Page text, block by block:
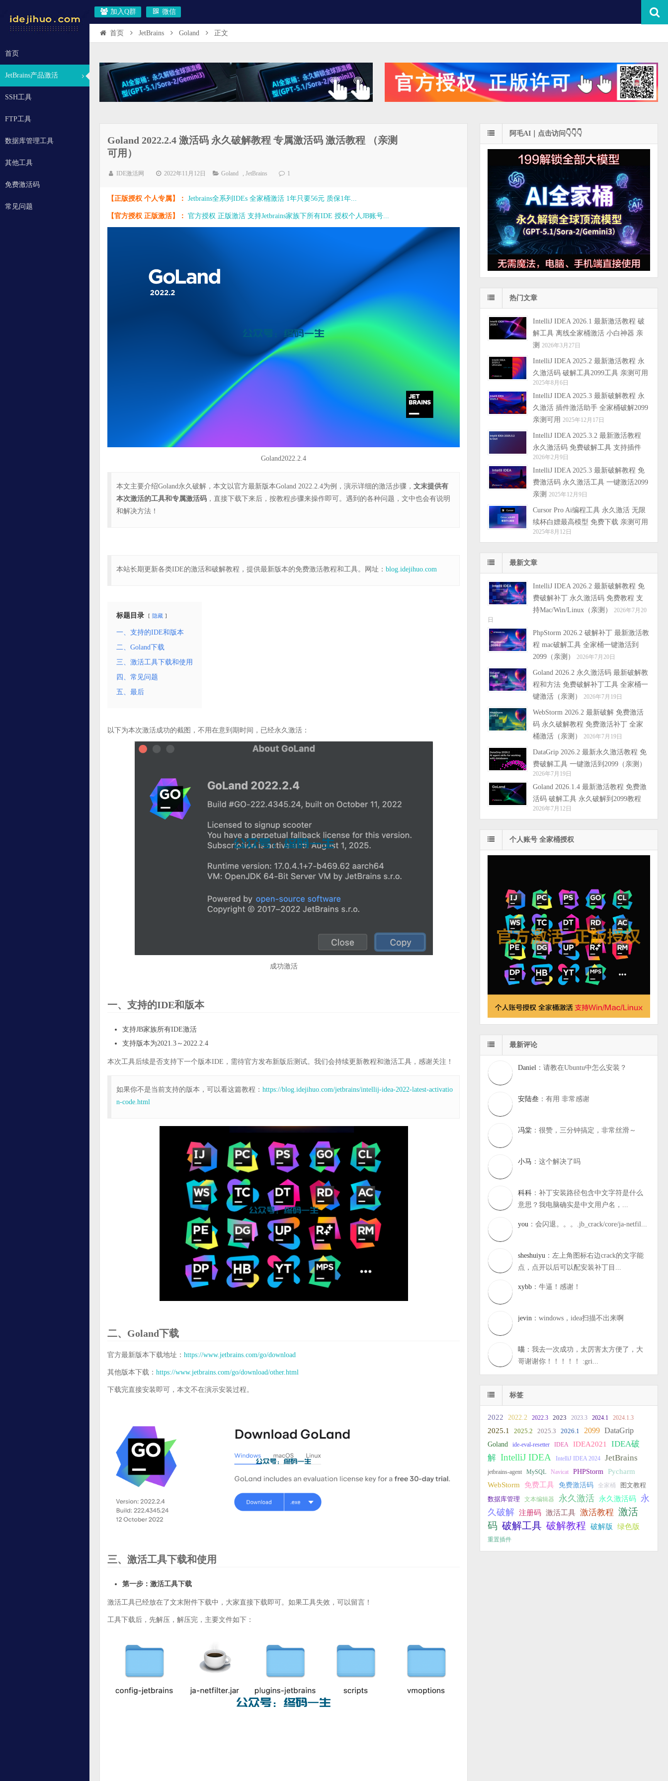
加入Q群 微信
首页
JetBrains产品激活
SSH工具
FTP工具
数据库管理工具
其他工具
免费激活码
常见问题
首页 JetBrains Goland 正文
Goland 2022.2.4 激活码 永久破解教程 专属激活码 激活教程 （亲测
可用）
IDE激活网 2022年11月12日 Goland ,JetBrains 1
【正版授权 个人专属】： Jetbrains全系列IDEs 全家桶激活 1年只要56元 质保1年...
【官方授权 正版激活】： 官方授权 正版激活 支持Jetbrains家族下所有IDE 授权个人JB账号...
Goland2022.2.4
本文主要介绍Goland永久破解，本文以官方最新版本Goland 2022.2.4为例，演示详细的激活步骤， 文末提供有
本次激活的工具和专属激活码 ，直接下载下来后，按教程步骤来操作即可。遇到的各种问题，文中也会有说明
和解决方法！
本站长期更新各类IDE的激活和破解教程，提供最新版本的免费激活教程和工具。网址： blog.idejihuo.com
标题目录 隐藏
一、支持的IDE和版本
二、Goland下载
三、激活工具下载和使用
四、常见问题
五、最后
以下为本次激活成功的截图，不用在意到期时间，已经永久激活：
成功激活
一、支持的IDE和版本
支持JB家族所有IDE激活
支持版本为2021.3～2022.2.4
本次工具后续是否支持下一个版本IDE，需待官方发布新版后测试。我们会持续更新教程和激活工具，感谢关注！
如果你不是当前支持的版本，可以看这篇教程： https://blog.idejihuo.com/jetbrains/intellij-idea-2022-latest-activatio
n-code.html
二、Goland下载
官方最新版本下载地址： https://www.jetbrains.com/go/download
其他版本下载： https://www.jetbrains.com/go/download/other.html
下载完直接安装即可，本文不在演示安装过程。
三、激活工具下载和使用
第一步：激活工具下载
激活工具已经放在了文末附件下载中，大家直接下载即可。如果工具失效，可以留言！
工具下载后，先解压，解压完，主要文件如下：
阿毛AI｜点击访问👇👇👇
热门文章
IntelliJ IDEA 2026.1 最新激活教程 破
解工具 离线全家桶激活 小白神器 亲
测 2026年3月27日
IntelliJ IDEA 2025.2 最新激活教程 永
久激活码 破解工具2099工具 亲测可用
2025年8月6日
IntelliJ IDEA 2025.3 最新破解教程 永
久激活 插件激活助手 全家桶破解2099
亲测可用 2025年12月17日
IntelliJ IDEA 2025.3.2 最新激活教程
永久激活码 免费破解工具 支持插件
2026年2月9日
IntelliJ IDEA 2025.3 最新破解教程 免
费激活码 永久激活工具 一键激活2099
亲测 2025年12月9日
Cursor Pro Ai编程工具 永久激活 无限
续杯白嫖最高模型 免费下载 亲测可用
2025年8月12日
最新文章
IntelliJ IDEA 2026.2 最新破解教程 免
费破解补丁 永久激活码 免费教程 支
持Mac/Win/Linux（亲测）
2026年7月20
日
PhpStorm 2026.2 破解补丁 最新激活教
程 mac破解工具 全家桶一键激活到
2099（亲测）
2026年7月20日
Goland 2026.2 永久激活码 最新破解教
程和方法 免费破解补丁工具 全家桶一
键激活（亲测）
2026年7月19日
WebStorm 2026.2 最新破解 免费激活
码 永久破解教程 免费激活补丁 全家
桶激活（亲测）
2026年7月19日
DataGrip 2026.2 最新永久激活教程 免
费破解工具 一键激活到2099（亲测）
2026年7月19日
Goland 2026.1.4 最新激活教程 免费激
活码 破解工具 永久破解到2099教程
2026年7月12日
个人账号 全家桶授权
最新评论
Daniel ：请教在Ubuntu中怎么安装？
安陆叁 ：有用 非常感谢
冯棠 ：很赞，三分钟搞定，非常丝滑～
小马 ：这个解决了吗
科科 ：补丁安装路径包含中文字符是什么
意思？我电脑确实是中文用户名，...
you ：会闪退。。。.jb_crack/core/ja-netfil...
sheshuiyu ：左上角图标右边crack的文字能
点，点开以后可以配安装补丁目...
xybb ：牛逼！感谢！
jevin ：windows，idea扫描不出来啊
喵 ：我去一次成功，太厉害太方便了，大
哥谢谢你！！！！！ :gri...
标签
2022 2022.2 2022.3 2023 2023.3 2024.1 2024.1.3
2025.1 2025.2 2025.3 2026.1 2099 DataGrip
Goland ide-eval-resetter IDEA IDEA2021
IDEA破
解 IntelliJ IDEA IntelliJ IDEA 2024 JetBrains
jetbrains-agent MySQL Navicat PHPStorm Pycharm
WebStorm 免费工具 免费激活码 全家桶 图文教程
数据库管理 文本编辑器 永久激活 永久激活码
永
久破解 注册码 激活工具 激活教程 激活
码 破解工具 破解教程 破解版 绿色版
重置插件